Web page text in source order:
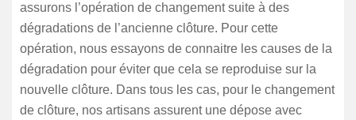
assurons l’opération de changement suite à des
dégradations de l’ancienne clôture. Pour cette
opération, nous essayons de connaitre les causes de la
dégradation pour éviter que cela se reproduise sur la
nouvelle clôture. Dans tous les cas, pour le changement
de clôture, nos artisans assurent une dépose avec